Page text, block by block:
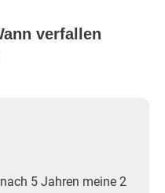
verfallen
5 Jahren meine 2